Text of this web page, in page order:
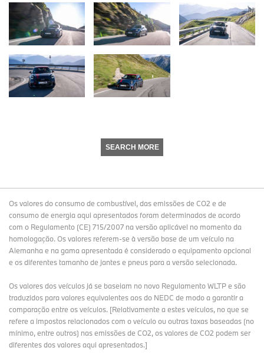
SEARCH MORE
Os valores do consumo de combustível, das emissões de CO2 e de
consumo de energia aqui apresentados foram determinados de acordo
com o Regulamento (CE) 715/2007 na versão aplicável no momento da
homologação. Os valores referem-se à versão base de um veículo na
Alemanha e na gama apresentada é considerado o equipamento opcional
e os diferentes tamanho de jantes e pneus para a versão selecionada.
Os valores dos veículos já se baseiam no novo Regulamento WLTP e são
traduzidos para valores equivalentes aos do NEDC de modo a garantir a
comparação entre os veículos. [Relativamente a estes veículos, no que se
refere a impostos relacionados com o veículo ou outras taxas baseadas (no
mínimo, entre outros) nas emissões de CO2, os valores de CO2 podem ser
diferentes dos valores aqui apresentados.]